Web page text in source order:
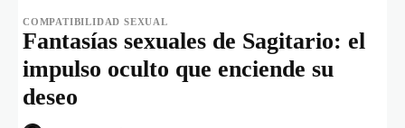
COMPATIBILIDAD SEXUAL
Fantasías sexuales de Sagitario: el
impulso oculto que enciende su
deseo